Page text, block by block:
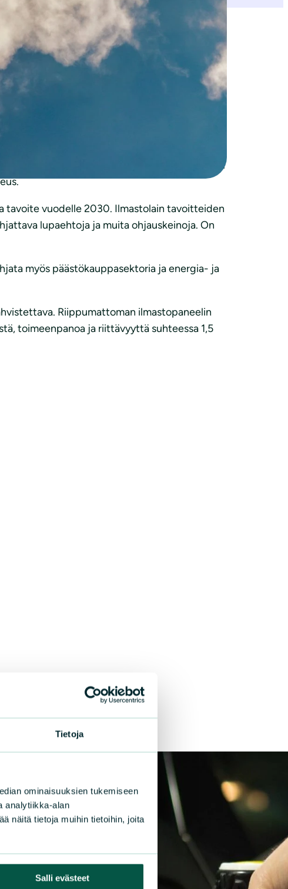
Tietoja
ominaisuuksien tukemiseen
analytiikka-alan
näitä tietoja muihin tietoihin, joita
Salli evästeet
ilmastolakiin on tärkeää saada
polun mukaiset. Ilmastopaneelin arvion
mennessä.
jälkeen. On hyvä, että lakiesityksessä on
tulee olla merkittävästi pienemmät kuin
Jotta ilmastotoimilla olisi
tavoite vuodelle 2030. Ilmastolain tavoitteiden
lupaehtoja ja muita ohjauskeinoja. On
myös päästökauppasektoria ja energia- ja
Riippumattoman ilmastopaneelin
toimeenpanoa ja riittävyyttä suhteessa 1,5